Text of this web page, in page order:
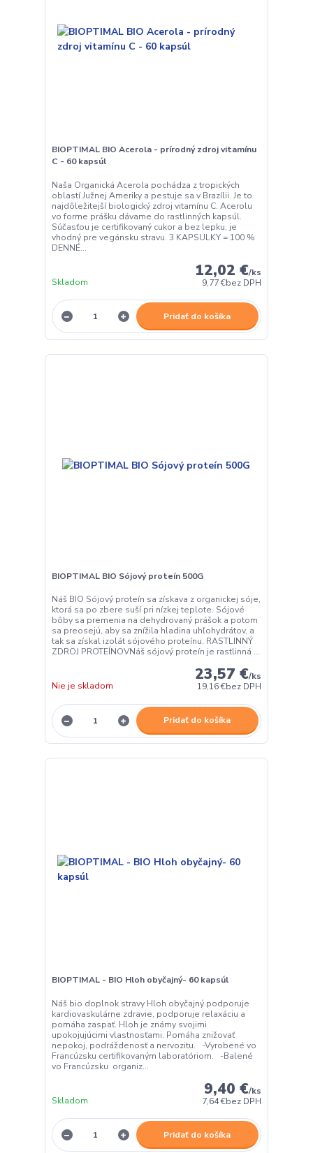
BIOPTIMAL BIO Acerola - prírodný zdroj vitamínu
C - 60 kapsúl
Naša Organická Acerola pochádza z tropických
oblastí Južnej Ameriky a pestuje sa v Brazílii. Je to
najdôležitejší biologický zdroj vitamínu C. Acerolu
vo forme prášku dávame do rastlinných kapsúl.
Súčasťou je certifikovaný cukor a bez lepku, je
vhodný pre vegánsku stravu. 3 KAPSULKY = 100 %
DENNÉ...
12,02 €/ks
9,77 €bez DPH
Skladom
Pridať do košíka
BIOPTIMAL BIO Sójový proteín 500G
Náš BIO Sójový proteín sa získava z organickej sóje,
ktorá sa po zbere suší pri nízkej teplote. Sójové
bôby sa premenia na dehydrovaný prášok a potom
sa preosejú, aby sa znížila hladina uhľohydrátov, a
tak sa získal izolát sójového proteínu. RASTLINNÝ
ZDROJ PROTEÍNOVNáš sójový proteín je rastlinná ...
23,57 €/ks
19,16 €bez DPH
Nie je skladom
Pridať do košíka
BIOPTIMAL - BIO Hloh obyčajný- 60 kapsúl
Náš bio doplnok stravy Hloh obyčajný podporuje
kardiovaskulárne zdravie, podporuje relaxáciu a
pomáha zaspať. Hloh je známy svojimi
upokojujúcimi vlastnosťami. Pomáha znižovať
nepokoj, podráždenosť a nervozitu. -Vyrobené vo
Francúzsku certifikovaným laboratóriom. -Balené
vo Francúzsku organiz...
9,40 €/ks
7,64 €bez DPH
Skladom
Pridať do košíka